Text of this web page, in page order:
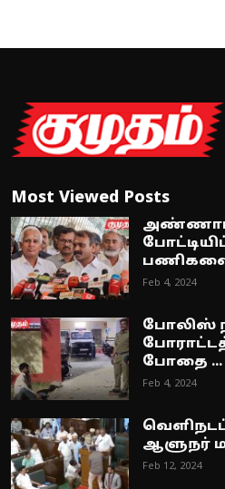
Most Viewed Posts
Feb 4, 2024
போலிஸ்
போதை ...
Feb 4, 2024
ஆளுநர்
Feb 12, 2024